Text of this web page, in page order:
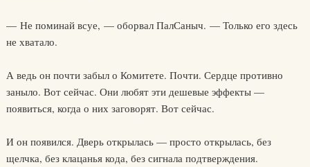
— Не поминай всуе, — оборвал ПалСаныч. — Только его здесь
не хватало.
А ведь он почти забыл о Комитете. Почти. Сердце противно
заныло. Вот сейчас. Они любят эти дешевые эффекты —
появиться, когда о них заговорят. Вот сейчас.
И он появился. Дверь открылась — просто открылась, без
щелчка, без клацанья кода, без сигнала подтверждения.